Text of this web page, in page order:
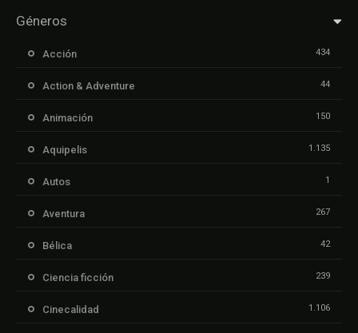
Géneros
Acción 434
Action & Adventure 44
Animación 150
Aquipelis 1.135
Autos 1
Aventura 267
Bélica 42
Ciencia ficción 239
Cinecalidad 1.106